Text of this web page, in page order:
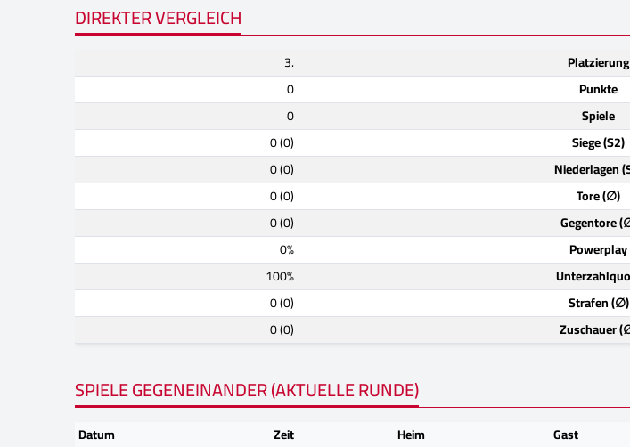
DIREKTER VERGLEICH
3. Platzierung
0
Punkte
0
Spiele
0 (0)
Siege (S2)
0 (0)
Niederlagen
0 (0)
Tore (∅)
0 (0)
Gegentore
0%
Powerplay
100%
0 (0)
Strafen (∅)
0 (0)
Zuschauer
SPIELE GEGENEINANDER (AKTUELLE RUNDE)
Datum Zeit Heim Gast